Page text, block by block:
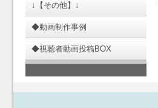
↓【その他】↓
◆動画制作事例
◆視聴者動画投稿BOX